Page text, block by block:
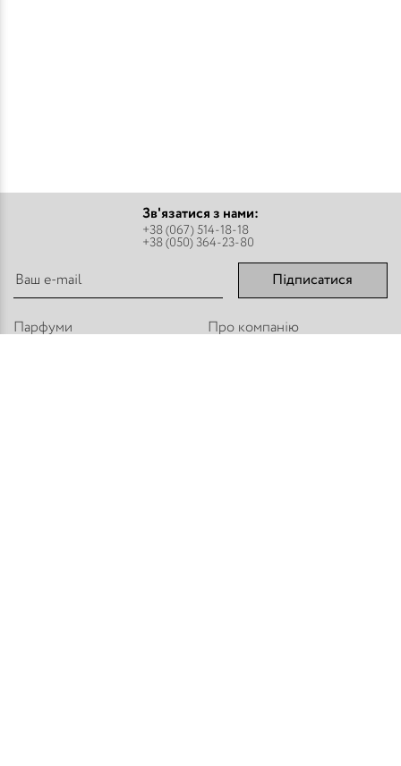
Зв'язатися з нами:
+38 (067) 514-18-18
+38 (050) 364-23-80
Підписатися
Парфуми
Про компанію